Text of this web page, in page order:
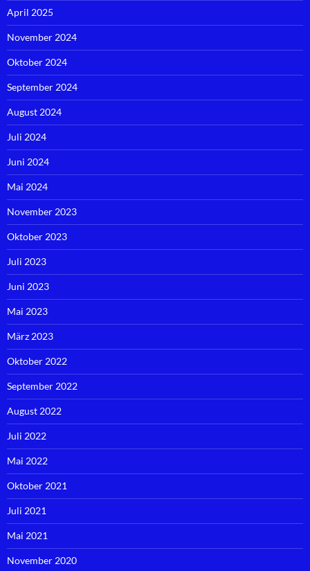
April 2025
November 2024
Oktober 2024
September 2024
August 2024
Juli 2024
Juni 2024
Mai 2024
November 2023
Oktober 2023
Juli 2023
Juni 2023
Mai 2023
März 2023
Oktober 2022
September 2022
August 2022
Juli 2022
Mai 2022
Oktober 2021
Juli 2021
Mai 2021
November 2020